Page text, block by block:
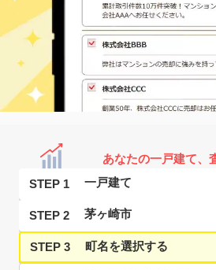
あなたの一戸建て、
STEP 1
STEP 2
STEP 3